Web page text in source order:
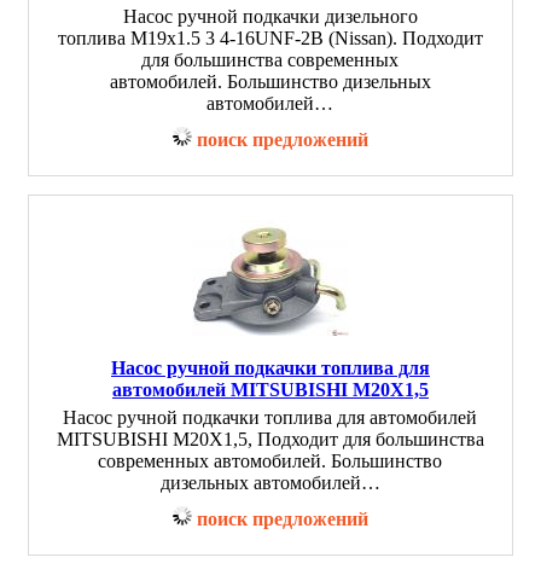
Насос ручной подкачки дизельного
топлива M19x1.5 3 4-16UNF-2B (Nissan). Подходит
для большинства современных
автомобилей. Большинство дизельных
автомобилей…
поиск предложений
Насос ручной подкачки топлива для
автомобилей MITSUBISHI M20X1,5
Насос ручной подкачки топлива для автомобилей
MITSUBISHI M20X1,5, Подходит для большинства
современных автомобилей. Большинство
дизельных автомобилей…
поиск предложений